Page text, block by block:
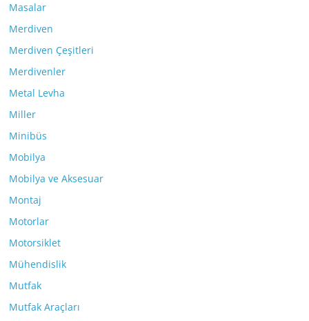
Masalar
Merdiven
Merdiven Çeşitleri
Merdivenler
Metal Levha
Miller
Minibüs
Mobilya
Mobilya ve Aksesuar
Montaj
Motorlar
Motorsiklet
Mühendislik
Mutfak
Mutfak Araçları